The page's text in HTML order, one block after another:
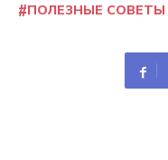
ПОЛЕЗНЫЕ СОВЕТЫ